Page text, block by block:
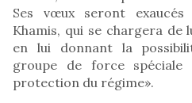
Ses vœux seront
Khamis, qui se chargera de
en lui donnant la
groupe de force
protection du régime».